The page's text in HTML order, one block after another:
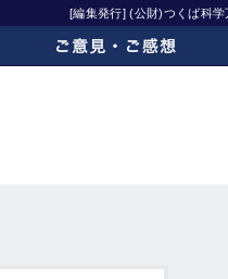
[編集発行] (公財)つくば科学
ご感想